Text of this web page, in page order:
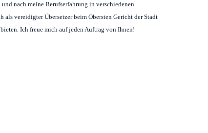
nach meine Berufserfahrung in verschiedenen
vereidigter Übersetzer beim Obersten Gericht der Stadt
Ich freue mich auf jeden Auftrag von Ihnen!